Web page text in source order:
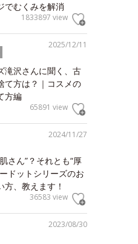
でむくみを解消
1833897 view
2025/12/11
滝沢さんに聞く、古
て方は？｜コスメの
方編
65891 view
2024/11/27
さん”？それとも“厚
ドットシリーズのお
方、教えます！
36583 view
2023/08/30